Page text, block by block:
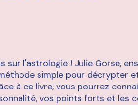
sur l'astrologie ! Julie Gorse,
simple pour décrypter
à ce livre, vous pourrez
vos points forts et les